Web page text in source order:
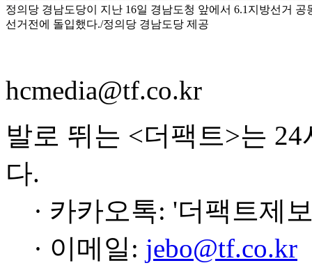
정의당 경남도당이 지난 16일 경남도청 앞에서 6.1지방선거
선거전에 돌입했다./정의당 경남도당 제공
hcmedia@tf.co.kr
발로 뛰는 <더팩트>는
다.
· 카카오톡: '더팩트제
· 이메일: jebo@tf.co.kr